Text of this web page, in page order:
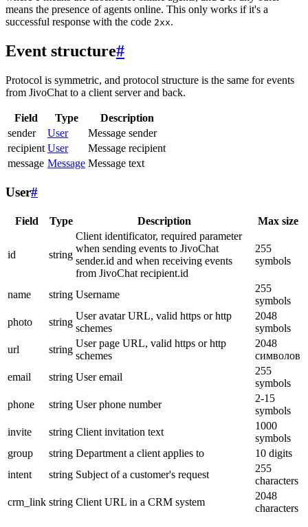
means the presence of agents online. This only works if it's a
successful response with the code 2xx.
Event structure#
Protocol is symmetric, and protocol structure is the same for events
from JivoChat to a client server and back.
Field Type
Description
sender
User
Message sender
recipient User
Message recipient
message Message Message text
User#
Field Type Description Max size
id string
Client identificator, required parameter
when sending events to JivoChat
sender.id and when receiving events
from JivoChat recipient.id
255
symbols
name string Username
255
symbols
photo
string
User avatar URL, valid https or http
schemes
2048
symbols
url
string
User page URL, valid https or http
schemes
2048
символов
email
string User email
255
symbols
phone
string User phone number
2-15
symbols
invite
string Client invitation text
1000
symbols
group
string Department a client applies to
10 digits
intent
string Subject of a customer's request
255
characters
crm_link string Client URL in a CRM system
2048
characters